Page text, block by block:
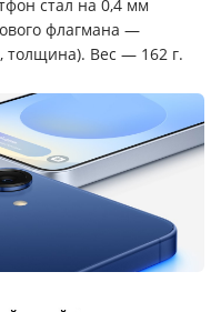
стал на 0,4 мм
флагмана —
толщина). Вес — 162 г.